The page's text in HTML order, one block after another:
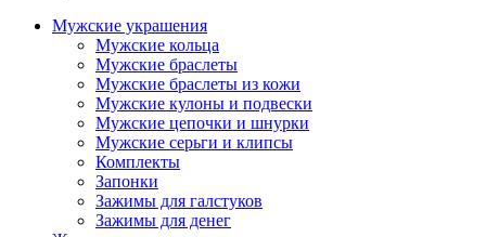
Мужские украшения
Мужские кольца
Мужские браслеты
Мужские браслеты из кожи
Мужские кулоны и подвески
Мужские цепочки и шнурки
Мужские серьги и клипсы
Комплекты
Запонки
Зажимы для галстуков
Зажимы для денег